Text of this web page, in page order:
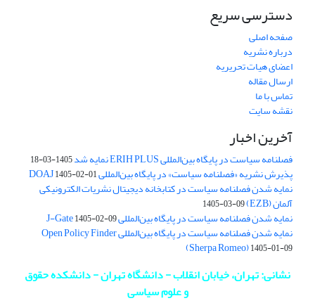
دسترسی سریع
صفحه اصلی
درباره نشریه
اعضای هیات تحریریه
ارسال مقاله
تماس با ما
نقشه سایت
آخرین اخبار
فصلنامه سیاست در پایگاه بین‌المللی ERIH PLUS نمایه شد 1405-03-18
پذیرش نشریه «فصلنامه سیاست» در پایگاه بین‌المللی DOAJ1405-02-01
نمایه شدن فصلنامه سیاست در کتابخانه دیجیتال نشریات الکترونیکی
آلمان (EZB) 1405-03-09
نمایه شدن فصلنامه سیاست در پایگاه بین‌المللی J-Gate1405-02-09
نمایه شدن فصلنامه سیاست در پایگاه بین‌المللی Open Policy Finder
(Sherpa Romeo)1405-01-09
نشانی: تهران، خیابان انقلاب - دانشگاه تهران - دانشکده حقوق
و علوم سیاسی